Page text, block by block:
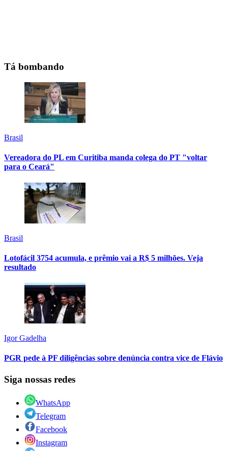
Tá bombando
Brasil
Vereadora do PL em Curitiba manda colega do PT "voltar
para o Ceará"
Brasil
Lotofácil 3754 acumula, e prêmio vai a R$ 5 milhões. Veja
resultado
Igor Gadelha
PGR pede à PF diligências sobre denúncia contra vice de Flávio
Siga nossas redes
WhatsApp
Telegram
Facebook
Instagram